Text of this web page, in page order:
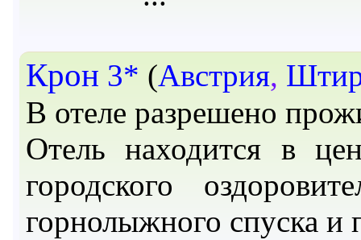
Крон 3* (Австрия,
В отеле разрешено
Отель находится в
городского
горнолыжного спуска и